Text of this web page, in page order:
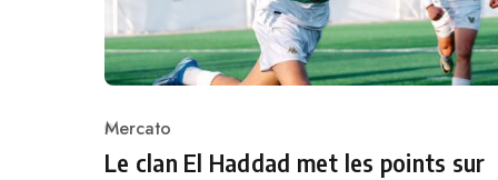
Category
Mercato
Le clan El Haddad met les points sur